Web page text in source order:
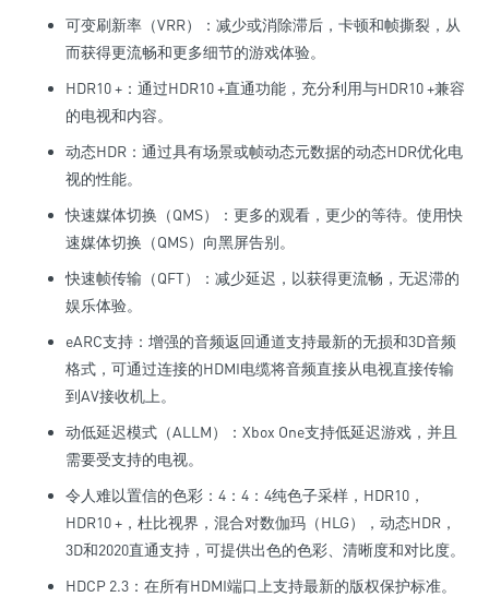
可变刷新率（VRR）：减少或消除滞后，卡顿和帧撕裂，从
而获得更流畅和更多细节的游戏体验。
HDR10 +：通过HDR10 +直通功能，充分利用与HDR10 +兼容
的电视和内容。
动态HDR：通过具有场景或帧动态元数据的动态HDR优化电
视的性能。
快速媒体切换（QMS）：更多的观看，更少的等待。使用快
速媒体切换（QMS）向黑屏告别。
快速帧传输（QFT）：减少延迟，以获得更流畅，无迟滞的
娱乐体验。
eARC支持：增强的音频返回通道支持最新的无损和3D音频
格式，可通过连接的HDMI电缆将音频直接从电视直接传输
到AV接收机上。
动低延迟模式（ALLM）：Xbox One支持低延迟游戏，并且
需要受支持的电视。
令人难以置信的色彩：4：4：4纯色子采样，HDR10，
HDR10 +，杜比视界，混合对数伽玛（HLG），动态HDR，
3D和2020直通支持，可提供出色的色彩、清晰度和对比度。
HDCP 2.3：在所有HDMI端口上支持最新的版权保护标准。